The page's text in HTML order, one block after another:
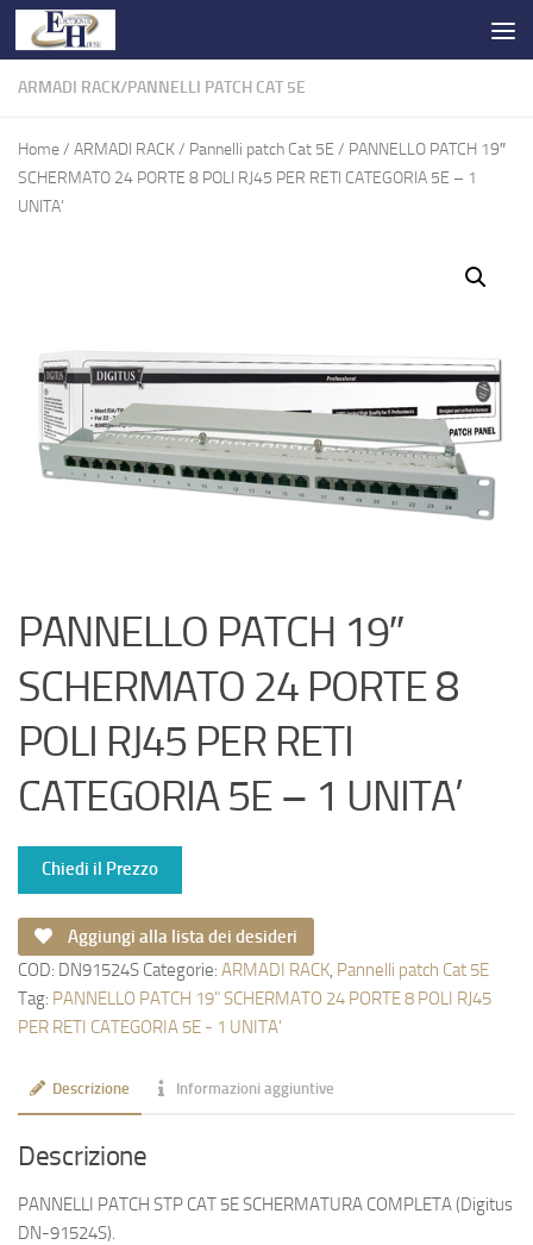
Salta al contenuto
ARMADI RACK/PANNELLI PATCH CAT 5E
Home/ ARMADI RACK/ Pannelli patch Cat 5E / PANNELLO PATCH 19″
SCHERMATO 24 PORTE 8 POLI RJ45 PER RETI CATEGORIA 5E – 1
UNITA’
PANNELLO PATCH 19″
SCHERMATO 24 PORTE 8
POLI RJ45 PER RETI
CATEGORIA 5E – 1 UNITA’
Chiedi il Prezzo
Aggiungi alla lista dei desideri
COD: DN91524S Categorie: ARMADI RACK, Pannelli patch Cat 5E
Tag: PANNELLO PATCH 19" SCHERMATO 24 PORTE 8 POLI RJ45
PER RETI CATEGORIA 5E - 1 UNITA'
Descrizione Informazioni aggiuntive
Descrizione
PANNELLI PATCH STP CAT 5E SCHERMATURA COMPLETA (Digitus
DN-91524S).